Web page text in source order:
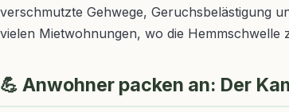
verschmutzte Gehwege, Geruchsbelästigung
vielen Mietwohnungen, wo die
💪 Anwohner packen an: Der